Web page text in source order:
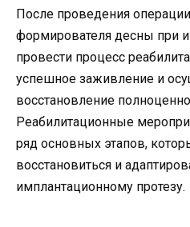
После проведения
формирователя десны при
провести процесс
успешное заживление и
восстановление
Реабилитационные
ряд основных этапов,
восстановиться и
имплантационному протезу.